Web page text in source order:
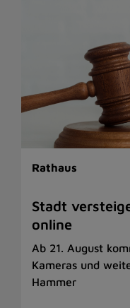
Rathaus
Stadt
online
Ab 21. August
Kameras und
Hammer